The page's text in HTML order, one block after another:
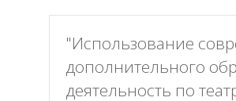
"Использование
дополнительного
деятельность по